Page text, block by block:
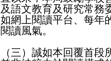
及語文教育及研究常務
如網上閱讀平台、每年
閱讀風氣。
（三）誠如本回覆首